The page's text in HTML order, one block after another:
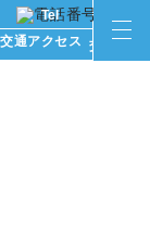
交通アク
Tel